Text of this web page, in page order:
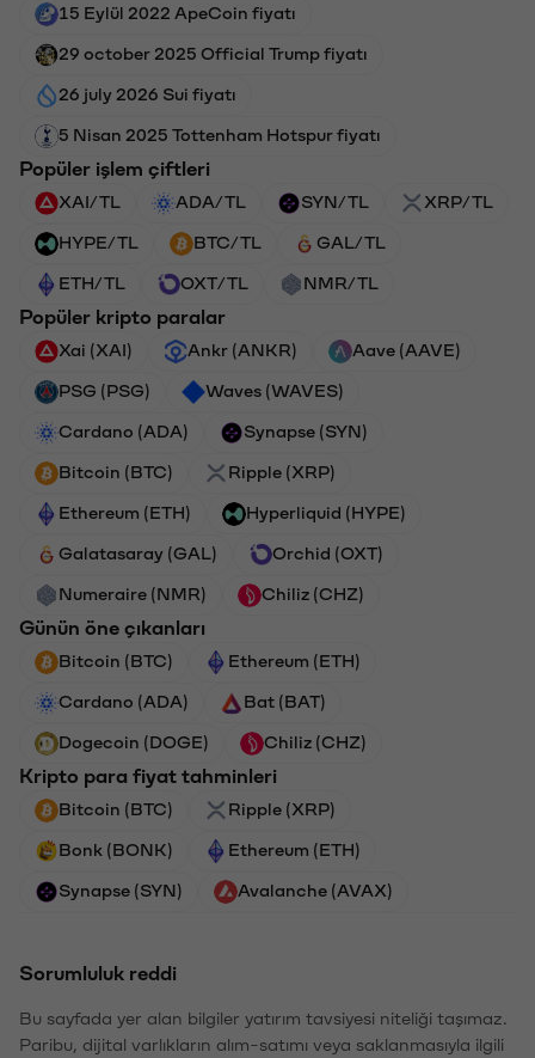
15 Eylül 2022 ApeCoin fiyatı
29 october 2025 Official Trump fiyatı
26 july 2026 Sui fiyatı
5 Nisan 2025 Tottenham Hotspur fiyatı
Popüler işlem çiftleri
XAI/TL ADA/TL SYN/TL XRP/TL
HYPE/TL BTC/TL GAL/TL
ETH/TL OXT/TL NMR/TL
Popüler kripto paralar
Xai (XAI) Ankr (ANKR) Aave (AAVE)
PSG (PSG) Waves (WAVES)
Cardano (ADA) Synapse (SYN)
Bitcoin (BTC) Ripple (XRP)
Ethereum (ETH) Hyperliquid (HYPE)
Galatasaray (GAL) Orchid (OXT)
Numeraire (NMR) Chiliz (CHZ)
Günün öne çıkanları
Bitcoin (BTC) Ethereum (ETH)
Cardano (ADA) Bat (BAT)
Dogecoin (DOGE) Chiliz (CHZ)
Kripto para fiyat tahminleri
Bitcoin (BTC) Ripple (XRP)
Bonk (BONK) Ethereum (ETH)
Synapse (SYN) Avalanche (AVAX)
Sorumluluk reddi
Bu sayfada yer alan bilgiler yatırım tavsiyesi niteliği taşımaz.
Paribu, dijital varlıkların alım-satımı veya saklanmasıyla ilgili